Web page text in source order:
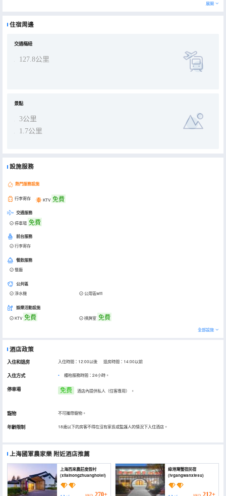
展開
住宿周邊
交通樞紐
127.8公里
景點
3公里
1.7公里
設施服務
熱門服務設施
行李寄存 KTV 免費
交通服務
停車場 免費
前台服務
行李寄存
餐飲服務
餐廳
公共區
淨水機 公用區wifi
娛樂活動設施
KTV 免費 棋牌室 免費
全部設施
酒店政策
入住和退房 入住時間：12:00以後 退房時間：14:00以前
入住方式 櫃枱服務時間：24小時。
停車場 免费 酒店內提供私人（住客專用） 。
寵物 不可攜帶寵物。
年齡限制 18歲以下的房客不得在沒有家長或監護人的情況下入住酒店。
上海國軍農家樂 附近酒店推薦
上海西來農莊度假村
(xilainongzhuanghotel)
270+
綠港灣蟹宿民宿
(lvgangwanxiesu)
212+